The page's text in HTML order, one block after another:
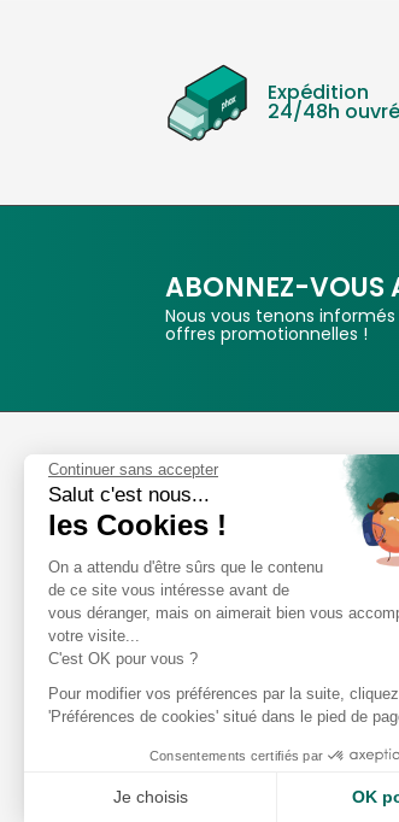
Expédition
24/48h
ABONNEZ-VOUS
Nous vous tenons
offres promotionnelles !
Phox
Spécialiste de l'image
Suivez-nous
Avis clients
8,2/10 Avis vérifiés
L'Appli Phox
Continuer sans accepter
Salut c'est nous...
les Cookies !
On a attendu d'être sûrs que le contenu
de ce site vous intéresse avant de
vous déranger, mais on aimerait bien vous
votre visite...
C'est OK pour vous ?
Pour modifier vos préférences par la suite,
'Préférences de cookies' situé dans le pied de
Consentements certifiés par
Je choisis OK